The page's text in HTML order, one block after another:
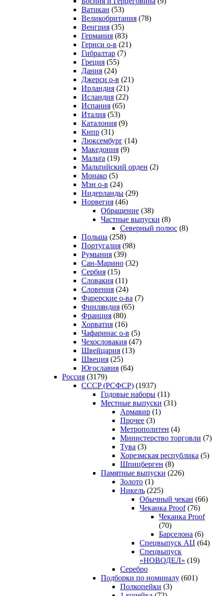
Ватикан (53)
Великобритания (78)
Венгрия (35)
Германия (83)
Гернси о-в (21)
Гибралтар (7)
Греция (55)
Дания (24)
Джерси о-в (21)
Ирландия (21)
Исландия (22)
Испания (65)
Италия (53)
Каталония (9)
Кипр (31)
Люксембург (14)
Македония (9)
Мальта (19)
Мальтийский орден (2)
Монако (5)
Мэн о-в (24)
Нидерланды (29)
Норвегия (46)
Обращение (38)
Частные выпуски (8)
Северный полюс (8)
Польша (258)
Португалия (98)
Румыния (39)
Сан-Марино (32)
Сербия (15)
Словакия (11)
Словения (24)
Фарерские о-ва (7)
Финляндия (65)
Франция (80)
Хорватия (16)
Чафаринас о-в (5)
Чехословакия (47)
Швейцария (13)
Швеция (25)
Югославия (64)
Россия (3179)
CCCP (РСФСР) (1937)
Годовые наборы (11)
Местные выпуски (31)
Армавир (1)
Прочее (3)
Метрополитен (4)
Министерство торговли (7)
Тува (3)
Хорезмская республика (5)
Шпицберген (8)
Памятные выпуски (226)
Золото (1)
Никель (225)
Обычный чекан (66)
Чеканка Proof(76)
Чеканка Proof
(70)
Барселона (6)
Спецвыпуск АЦ (64)
Спецвыпуск
«НОВОДЕЛ» (19)
Серебро
Подборки по номиналу (601)
Полкопейки (3)